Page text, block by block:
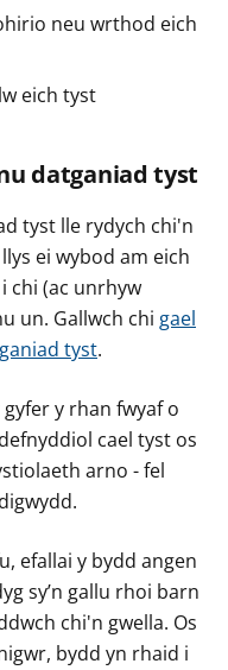
neu wrthod eich
eich tyst
datganiad tyst
tyst lle rydych chi'n
ei wybod am eich
chi (ac unrhyw
un. Gallwch chi gael
tyst.
y rhan fwyaf o
cael tyst os
arno - fel
efallai y bydd angen
sy’n gallu rhoi barn
chi'n gwella. Os
bydd yn rhaid i